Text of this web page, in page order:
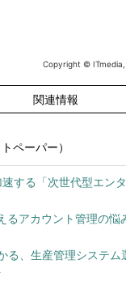
Copyright © ITmedia,
関連情報
ペーパー）
する「次世代型エン
るアカウント管理の
る、生産管理システム